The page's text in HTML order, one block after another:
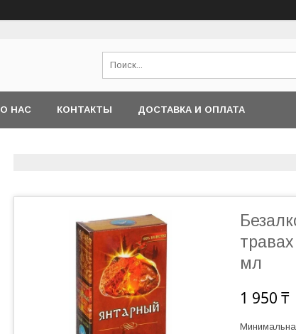
О НАС КОНТАКТЫ ДОСТАВКА И ОПЛАТА
мл
1 950 ₸